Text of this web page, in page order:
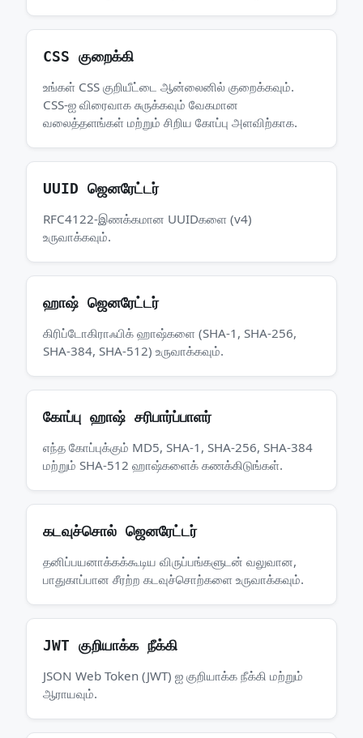
CSS குறைக்கி
உங்கள் CSS குறியீட்டை ஆன்லைனில் குறைக்கவும்.
CSS-ஐ விரைவாக சுருக்கவும் வேகமான
வலைத்தளங்கள் மற்றும் சிறிய கோப்பு அளவிற்காக.
UUID ஜெனரேட்டர்
RFC4122-இணக்கமான UUIDகளை (v4)
உருவாக்கவும்.
ஹாஷ் ஜெனரேட்டர்
கிரிப்டோகிராஃபிக் ஹாஷ்களை (SHA-1, SHA-256,
SHA-384, SHA-512) உருவாக்கவும்.
கோப்பு ஹாஷ் சரிபார்ப்பாளர்
எந்த கோப்புக்கும் MD5, SHA-1, SHA-256, SHA-384
மற்றும் SHA-512 ஹாஷ்களைக் கணக்கிடுங்கள்.
கடவுச்சொல் ஜெனரேட்டர்
தனிப்பயனாக்கக்கூடிய விருப்பங்களுடன் வலுவான,
பாதுகாப்பான சீரற்ற கடவுச்சொற்களை உருவாக்கவும்.
JWT குறியாக்க நீக்கி
JSON Web Token (JWT) ஐ குறியாக்க நீக்கி மற்றும்
ஆராயவும்.